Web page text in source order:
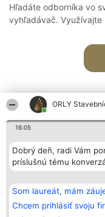
ORLY
16:05
Dobrý deň, radi Vám
príslušnú tému
Som laureát, mám
Chcem prihlásiť svoju
Hľadáte odborníka vo
vyhľadávač. Využívajte
Organizátor hodnotenia
Bright Side Solutions sp. z o.
o. sp. k.
Wrocław 50-079
KRS 0000749100 | Regon
381313360 | NIP 8943132676
+48 508 492 400